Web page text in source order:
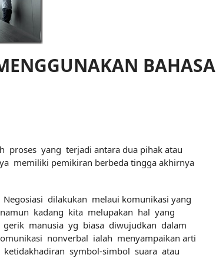
BAHASA
proses yang terjadi antara dua pihak atau
memiliki pemikiran berbeda tingga akhirnya
dilakukan melaui komunikasi yang
kadang kita melupakan hal yang
manusia yg biasa diwujudkan dalam
nonverbal ialah menyampaikan arti
symbol-simbol suara atau